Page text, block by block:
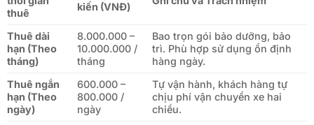
thuê
kiến (VNĐ)
Thuê dài
hạn (Theo
tháng)
8.000.000 –
10.000.000 /
tháng
Bao trọn gói bảo dưỡng, bảo
trì. Phù hợp sử dụng ổn định
hàng ngày.
Thuê ngắn
hạn (Theo
ngày)
600.000 –
800.000 /
ngày
Tự vận hành, khách hàng tự
chịu phí vận chuyển xe hai
chiều.